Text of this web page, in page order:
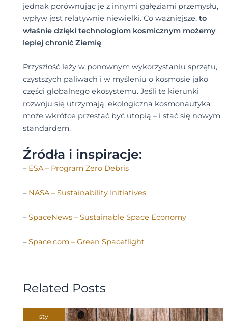
jednak porównując je z innymi gałęziami przemysłu,
wpływ jest relatywnie niewielki. Co ważniejsze, to
właśnie dzięki technologiom kosmicznym możemy
lepiej chronić Ziemię.
Przyszłość leży w ponownym wykorzystaniu sprzętu,
czystszych paliwach i w myśleniu o kosmosie jako
części globalnego ekosystemu. Jeśli te kierunki
rozwoju się utrzymają, ekologiczna kosmonautyka
może wkrótce przestać być utopią – i stać się nowym
standardem.
Źródła i inspiracje:
– ESA – Program Zero Debris
– NASA – Sustainability Initiatives
–SpaceNews – Sustainable Space Economy
–Space.com – Green Spaceflight
Related Posts
sty